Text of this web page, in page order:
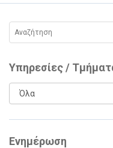
Υπηρεσίες /
Ενημέρωση